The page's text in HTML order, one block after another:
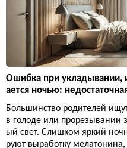
Ошибка при укладывании,
ается ночью:
Большинство родителей
в голоде или прорезывании
ый свет. Слишком яркий
руют выработку